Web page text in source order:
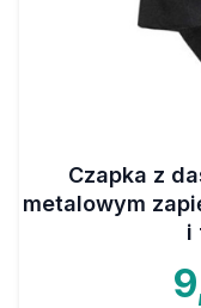
Czapka z
metalowym
i